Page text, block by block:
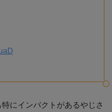
にインパクトがあるやじさ